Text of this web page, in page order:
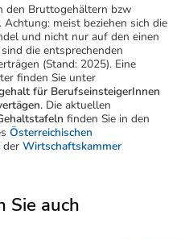
den Bruttogehältern bzw
meist beziehen sich die
und nicht nur auf den einen
die entsprechenden
(Stand: 2025). Eine
finden Sie unter
für BerufseinsteigerInnen
Die aktuellen
finden Sie in den
Österreichischen
der Wirtschaftskammer
Sie auch